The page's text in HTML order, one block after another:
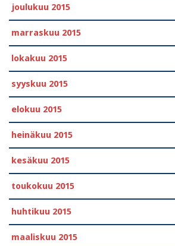
joulukuu 2015
marraskuu 2015
lokakuu 2015
syyskuu 2015
elokuu 2015
heinäkuu 2015
kesäkuu 2015
toukokuu 2015
huhtikuu 2015
maaliskuu 2015